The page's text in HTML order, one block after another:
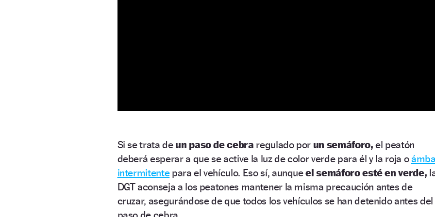
Si se trata de un paso de cebra regulado por un semáforo,el peatón
deberá esperar a que se active la luz de color verde para él y la roja o
intermitentepara el vehículo. Eso sí, aunqueel semáforo esté en verde,
DGT aconseja a los peatones mantener la misma precaución antes de
cruzar, asegurándose de que todos los vehículos se han detenido antes del